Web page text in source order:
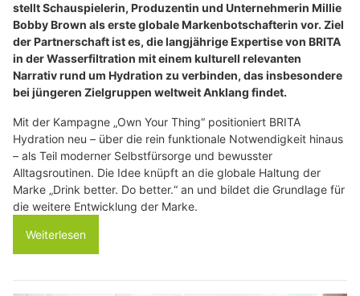
stellt Schauspielerin, Produzentin und Unternehmerin Millie
Bobby Brown als erste globale Markenbotschafterin vor. Ziel
der Partnerschaft ist es, die langjährige Expertise von BRITA
in der Wasserfiltration mit einem kulturell relevanten
Narrativ rund um Hydration zu verbinden, das insbesondere
bei jüngeren Zielgruppen weltweit Anklang findet.
Mit der Kampagne „Own Your Thing“ positioniert BRITA
Hydration neu – über die rein funktionale Notwendigkeit hinaus
– als Teil moderner Selbstfürsorge und bewusster
Alltagsroutinen. Die Idee knüpft an die globale Haltung der
Marke „Drink better. Do better.“ an und bildet die Grundlage für
die weitere Entwicklung der Marke.
Weiterlesen